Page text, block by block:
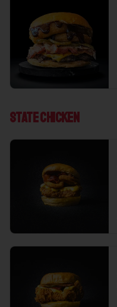
State ChIcken